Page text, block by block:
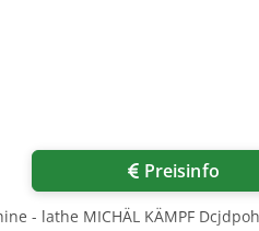
Preisinfo
- lathe MICHÄL KÄMPF Dcjdpoh